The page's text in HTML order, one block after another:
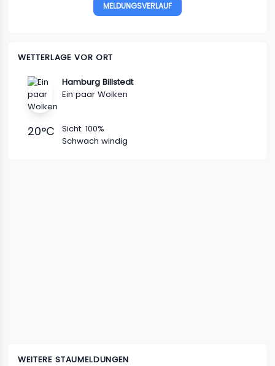
MELDUNGSVERLAUF
WETTERLAGE VOR ORT
Hamburg Billstedt
Ein paar Wolken
20°C Sicht: 100%
Schwach windig
WEITERE STAUMELDUNGEN